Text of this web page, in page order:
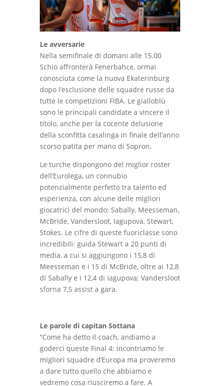
Le avversarie
Nella semifinale di domani alle 15.00
Schio affronterà Fenerbahce, ormai
conosciuta come la nuova Ekaterinburg
dopo l’esclusione delle squadre russe da
tutte le competizioni FIBA. Le gialloblù
sono le principali candidate a vincere il
titolo, anche per la cocente delusione
della sconfitta casalinga in finale dell’anno
scorso patita per mano di Sopron.
Le turche dispongono del miglior roster
dell’Eurolega, un connubio
potenzialmente perfetto tra talento ed
esperienza, con alcune delle migliori
giocatrici del mondo: Sabally, Meesseman,
McBride, Vandersloot, Iagupova, Stewart,
Stokes. Le cifre di queste fuoriclasse sono
incredibili: guida Stewart a 20 punti di
media, a cui si aggiungono i 15,8 di
Meesseman e i 15 di McBride, oltre ai 12,8
di Sabally e i 12,4 di Iagupova; Vandersloot
sforna 7,5 assist a gara.
Le parole di capitan Sottana
“Come ha detto il coach, andiamo a
goderci queste Final 4: incontriamo le
migliori squadre d’Europa ma proveremo
a dare tutto quello che abbiamo e
vedremo cosa riusciremo a fare. A